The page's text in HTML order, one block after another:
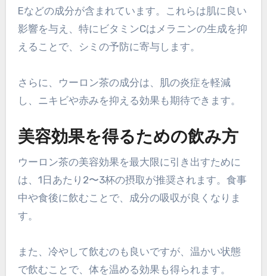
Eなどの成分が含まれています。これらは肌に良い
影響を与え、特にビタミンCはメラニンの生成を抑
えることで、シミの予防に寄与します。
さらに、ウーロン茶の成分は、肌の炎症を軽減
し、ニキビや赤みを抑える効果も期待できます。
美容効果を得るための飲み方
ウーロン茶の美容効果を最大限に引き出すために
は、1日あたり2〜3杯の摂取が推奨されます。食事
中や食後に飲むことで、成分の吸収が良くなりま
す。
また、冷やして飲むのも良いですが、温かい状態
で飲むことで、体を温める効果も得られます。